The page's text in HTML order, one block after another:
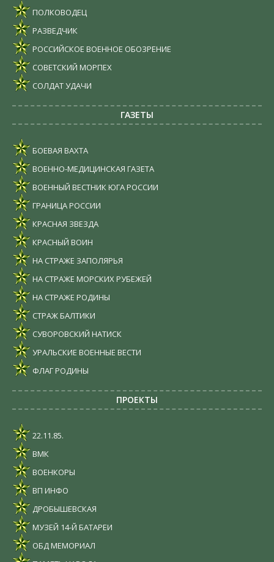
ПОЛКОВОДЕЦ
РАЗВЕДЧИК
РОССИЙСКОЕ ВОЕННОЕ ОБОЗРЕНИЕ
СОВЕТСКИЙ МОРПЕХ
СОЛДАТ УДАЧИ
ГАЗЕТЫ
БОЕВАЯ ВАХТА
ВОЕННО-МЕДИЦИНСКАЯ ГАЗЕТА
ВОЕННЫЙ ВЕСТНИК ЮГА РОССИИ
ГРАНИЦА РОССИИ
КРАСНАЯ ЗВЕЗДА
КРАСНЫЙ ВОИН
НА СТРАЖЕ ЗАПОЛЯРЬЯ
НА СТРАЖЕ МОРСКИХ РУБЕЖЕЙ
НА СТРАЖЕ РОДИНЫ
СТРАЖ БАЛТИКИ
СУВОРОВСКИЙ НАТИСК
УРАЛЬСКИЕ ВОЕННЫЕ ВЕСТИ
ФЛАГ РОДИНЫ
ПРОЕКТЫ
22.11.85.
ВМК
ВОЕНКОРЫ
ВП ИНФО
ДРОБЫШЕВСКАЯ
МУЗЕЙ 14-Й БАТАРЕИ
ОБД МЕМОРИАЛ